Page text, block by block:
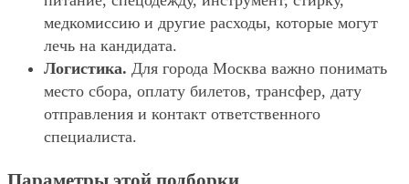
медкомиссию и другие расходы, которые могут
лечь на кандидата.
Логистика. Для города Москва важно понимать
место сбора, оплату билетов, трансфер, дату
отправления и контакт ответственного
специалиста.